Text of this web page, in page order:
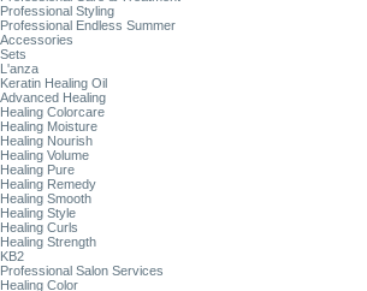
Professional Styling
Professional Endless Summer
Accessories
Sets
L'anza
Keratin Healing Oil
Advanced Healing
Healing Colorcare
Healing Moisture
Healing Nourish
Healing Volume
Healing Pure
Healing Remedy
Healing Smooth
Healing Style
Healing Curls
Healing Strength
KB2
Professional Salon Services
Healing Color